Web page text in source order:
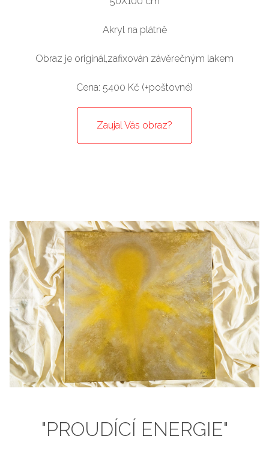
Akryl na plátně
Obraz je originál,zafixován závěrečným lakem
Cena: 5400 Kč (+poštovné)
Zaujal Vás obraz?
"PROUDÍCÍ ENERGIE"